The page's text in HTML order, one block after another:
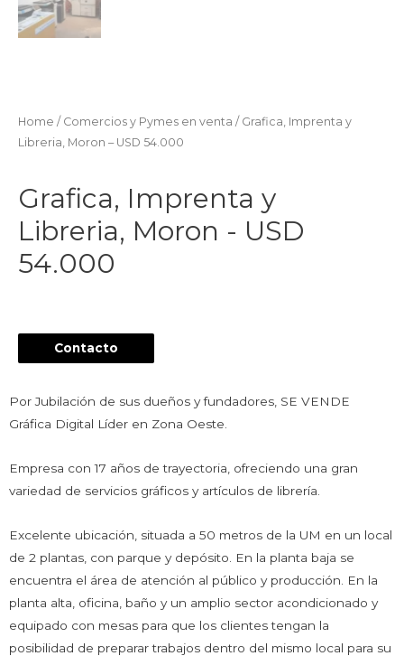
Home / Comercios y Pymes en venta / Grafica, Imprenta y
Libreria, Moron – USD 54.000
Grafica, Imprenta y
Libreria, Moron - USD
54.000
Contacto
Por Jubilación de sus dueños y fundadores, SE VENDE
Gráfica Digital Líder en Zona Oeste.
Empresa con 17 años de trayectoria, ofreciendo una gran
variedad de servicios gráficos y artículos de librería.
Excelente ubicación, situada a 50 metros de la UM en un local
de 2 plantas, con parque y depósito. En la planta baja se
encuentra el área de atención al público y producción. En la
planta alta, oficina, baño y un amplio sector acondicionado y
equipado con mesas para que los clientes tengan la
posibilidad de preparar trabajos dentro del mismo local para su